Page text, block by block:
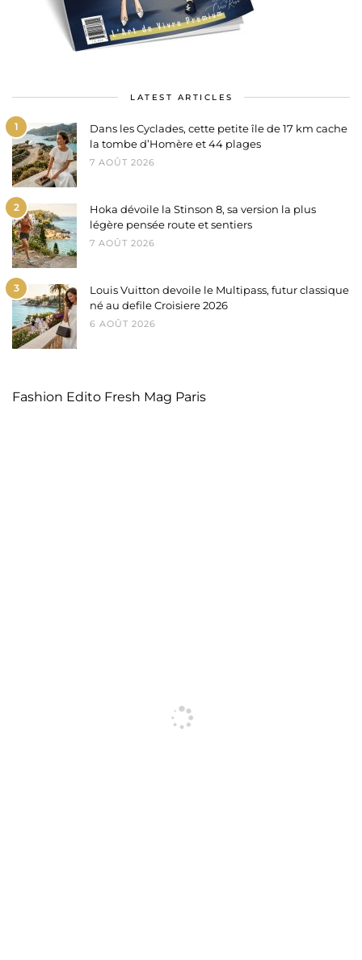
LATEST ARTICLES
1
Dans les Cyclades, cette petite île de 17 km cache
la tombe d’Homère et 44 plages
7 AOÛT 2026
2
Hoka dévoile la Stinson 8, sa version la plus
légère pensée route et sentiers
7 AOÛT 2026
3
Louis Vuitton devoile le Multipass, futur classique
né au defile Croisiere 2026
6 AOÛT 2026
Fashion Edito Fresh Mag Paris